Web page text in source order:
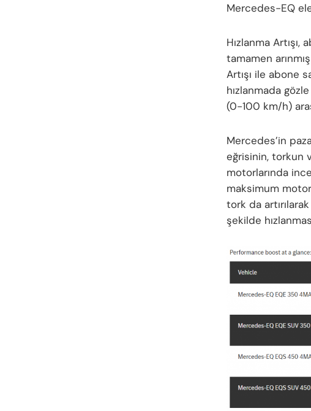
Mercedes-EQ
Hızlanma
tamamen
Artışı ile abone
hızlanmada
(0-100 km/h)
Mercedes’in
eğrisinin, torkun
motorlarında
maksimum motor
tork da
şekilde